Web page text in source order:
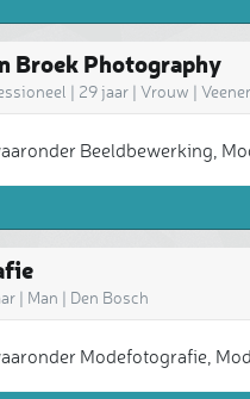
Broek Photography
| 29 jaar | Vrouw |
Beeldbewerking,
| Man | Den Bosch
Modefotografie,